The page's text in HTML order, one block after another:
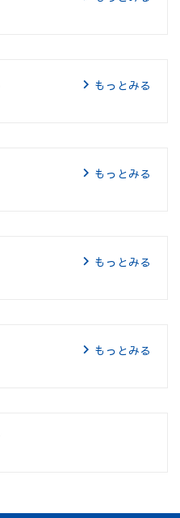
もっとみる
もっとみる
もっとみる
もっとみる